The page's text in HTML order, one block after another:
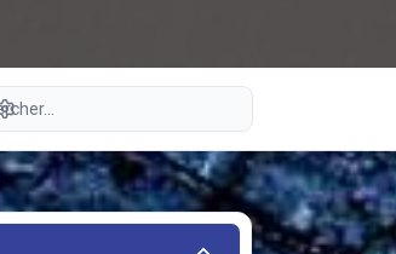
Recherche avancée